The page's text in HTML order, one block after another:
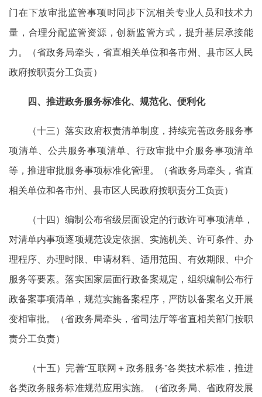
门在下放审批监管事项时同步下沉相关专业人员和技术力
量，合理分配监管资源，创新监管方式，提升基层承接能
力。（省政务局牵头，省直相关单位和各市州、县市区人民
政府按职责分工负责）
四、推进政务服务标准化、规范化、便利化
（十三）落实政府权责清单制度，持续完善政务服务事
项清单、公共服务事项清单、行政审批中介服务事项清单
等，推进审批服务事项标准化管理。（省政务局牵头，省直
相关单位和各市州、县市区人民政府按职责分工负责）
（十四）编制公布省级层面设定的行政许可事项清单，
对清单内事项逐项规范设定依据、实施机关、许可条件、办
理程序、办理时限、申请材料、适用范围、有效期限、中介
服务等要素。落实国家层面行政备案规定，组织编制公布行
政备案事项清单，规范实施备案程序，严防以备案名义开展
变相审批。（省政务局牵头，省司法厅等省直相关部门按职
责分工负责）
（十五）完善“互联网＋政务服务”各类技术标准，推进
各类政务服务标准规范应用实施。（省政务局、省政府发展